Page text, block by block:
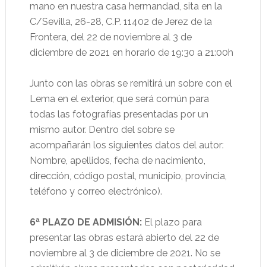
mano en nuestra casa hermandad, sita en la
C/Sevilla, 26-28, C.P. 11402 de Jerez de la
Frontera, del 22 de noviembre al 3 de
diciembre de 2021 en horario de 19:30 a 21:00h
Junto con las obras se remitirá un sobre con el
Lema en el exterior, que será común para
todas las fotografías presentadas por un
mismo autor. Dentro del sobre se
acompañarán los siguientes datos del autor:
Nombre, apellidos, fecha de nacimiento,
dirección, código postal, municipio, provincia,
teléfono y correo electrónico).
6ª PLAZO DE ADMISIÓN: El plazo para
presentar las obras estará abierto del 22 de
noviembre al 3 de diciembre de 2021. No se